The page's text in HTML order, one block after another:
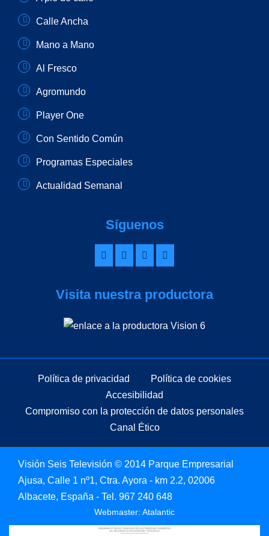
Calle Ancha
Mano a Mano
Al Fresco
Agromundo
Player One
Con Sentido Común
Programas Especiales
Actualidad Semanal
Síguenos
Visita nuestra productora
Política de privacidad
Política de cookies
Accesibilidad
Compromiso con la protección de datos personales
Canal Ético
Visión Seis Televisión © 2014 Parque Empresarial
Ajusa, Calle 1 nº1, Ctra. Ayora - km 2.2, 02006
Albacete, España - Tel. 967 240 648
Webmaster: Atalantic